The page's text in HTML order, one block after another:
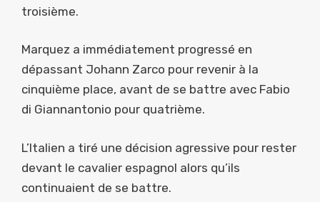
troisième.
Marquez a immédiatement progressé en
dépassant Johann Zarco pour revenir à la
cinquième place, avant de se battre avec Fabio
di Giannantonio pour quatrième.
L’Italien a tiré une décision agressive pour rester
devant le cavalier espagnol alors qu’ils
continuaient de se battre.